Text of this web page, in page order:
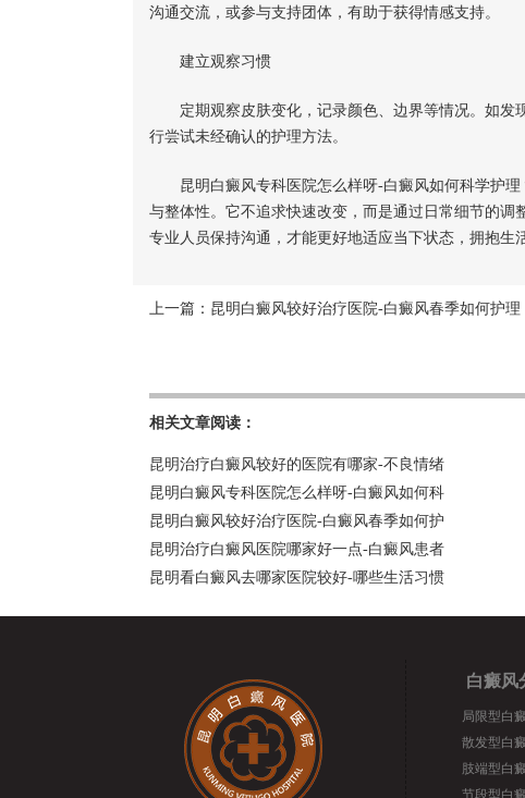
沟通交流，或参与支持团体，有助于获得情感支持。
建立观察习惯
定期观察皮肤变化，记录颜色、边界等情况。如发
行尝试未经确认的护理方法。
昆明白癜风专科医院怎么样呀-白癜风如何科学护理
与整体性。它不追求快速改变，而是通过日常细节的
专业人员保持沟通，才能更好地适应当下状态，拥抱生
上一篇： 昆明白癜风较好治疗医院-白癜风春季如何护理
相关文章阅读：
昆明治疗白癜风较好的医院有哪家-不良情绪
昆明白癜风专科医院怎么样呀-白癜风如何科
昆明白癜风较好治疗医院-白癜风春季如何护
昆明治疗白癜风医院哪家好一点-白癜风患者
昆明看白癜风去哪家医院较好-哪些生活习惯
白癜风
局限型白
散发型白
肢端型白
节段型白